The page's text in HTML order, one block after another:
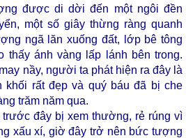
được di dời đến một ngôi đền
một số giây thừng ràng quanh
ngã lăn xuống đất, lớp bê tông
thấy ánh vàng lấp lánh bên trong.
nầy, người ta phát hiện ra đây là
khối rất đẹp và quý báu đã bị che
trăm năm qua.
đây bị xem thường, rẻ rúng vì
xấu xí, giờ đây trở nên bức tượng